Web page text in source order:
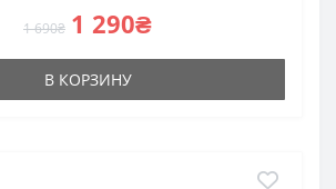
1 690₴ 1 290₴
В КОРЗИНУ